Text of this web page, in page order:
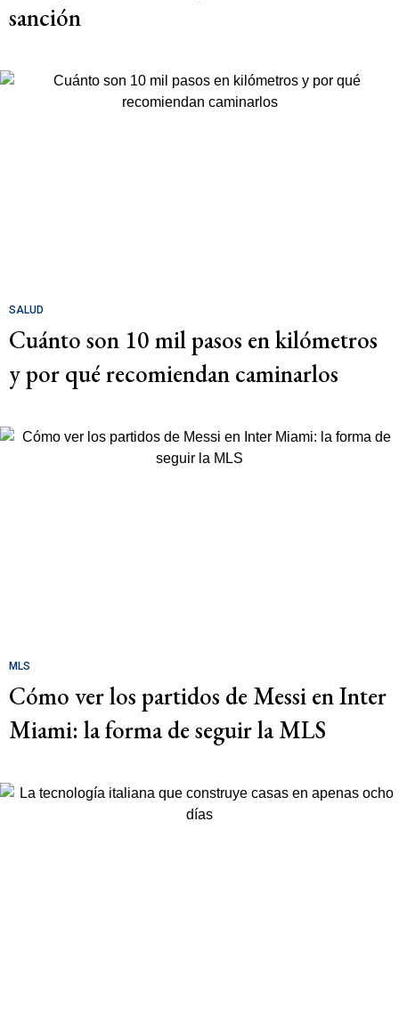
sanción
SALUD
Cuánto son 10 mil pasos en kilómetros
y por qué recomiendan caminarlos
MLS
Cómo ver los partidos de Messi en Inter
Miami: la forma de seguir la MLS